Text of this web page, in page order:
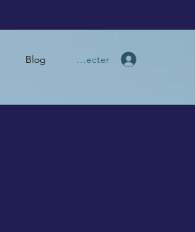
Blog Se connecter